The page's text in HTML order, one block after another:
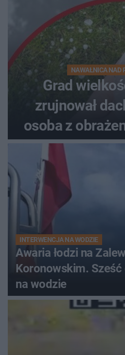
NAWAŁNICA NAD
Grad
zrujnował
osoba z
do
INTERWENCJA NA WODZIE
Awaria łodzi na
Koronowskim. Sześć
na wodzie